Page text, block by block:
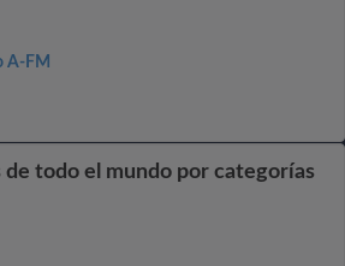
A-FM
de todo el mundo por categorías